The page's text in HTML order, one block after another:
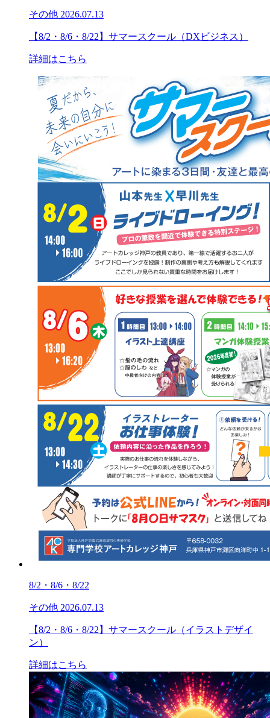
その他 2026.07.13
【8/2・8/6・8/22】サマースクール（DXビジネス）
詳細はこちら
8/2・8/6・8/22
その他 2026.07.13
【8/2・8/6・8/22】サマースクール（イラストデザイ
ン）
詳細はこちら